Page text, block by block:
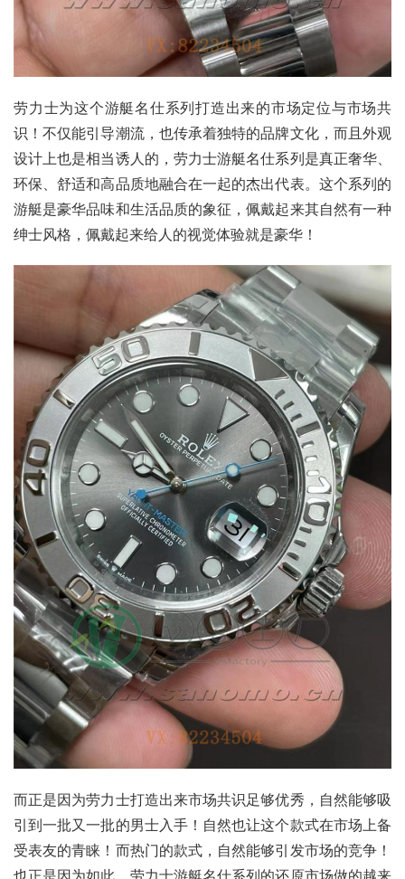
劳力士为这个游艇名仕系列打造出来的市场定位与市场共
识！不仅能引导潮流，也传承着独特的品牌文化，而且外观
设计上也是相当诱人的，劳力士游艇名仕系列是真正奢华、
环保、舒适和高品质地融合在一起的杰出代表。这个系列的
游艇是豪华品味和生活品质的象征，佩戴起来其自然有一种
绅士风格，佩戴起来给人的视觉体验就是豪华！
而正是因为劳力士打造出来市场共识足够优秀，自然能够吸
引到一批又一批的男士入手！自然也让这个款式在市场上备
受表友的青睐！而热门的款式，自然能够引发市场的竞争！
也正是因为如此，劳力士游艇名仕系列的还原市场做的越来